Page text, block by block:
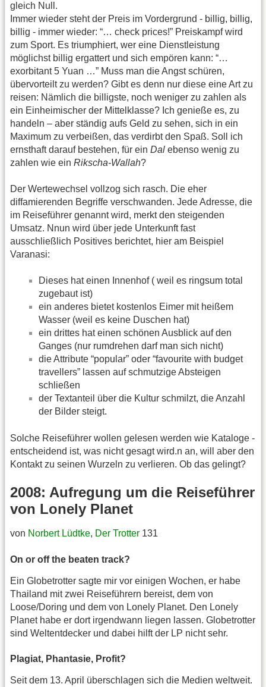
gleich Null.
Immer wieder steht der Preis im Vordergrund - billig, billig,
billig - immer wieder: “… check prices!” Preiskampf wird
zum Sport. Es triumphiert, wer eine Dienstleistung
möglichst billig ergattert und sich empören kann: “…
exorbitant 5 Yuan …” Muss man die Angst schüren,
übervorteilt zu werden? Gibt es denn nur diese eine Art zu
reisen: Nämlich die billigste, noch weniger zu zahlen als
ein Einheimischer der Mittelklasse? Ich genieße es, zu
handeln – aber ständig aufs Geld zu sehen, sich in ein
Maximum zu verbeißen, das verdirbt den Spaß. Soll ich
ernsthaft darauf bestehen, für ein Dal ebenso wenig zu
zahlen wie ein Rikscha-Wallah?
Der Wertewechsel vollzog sich rasch. Die eher
diffamierenden Begriffe verschwanden. Jede Adresse, die
im Reiseführer genannt wird, merkt den steigenden
Umsatz. Nnun wird über jede Unterkunft fast
ausschließlich Positives berichtet, hier am Beispiel
Varanasi:
Dieses hat einen Innenhof ( weil es ringsum total
zugebaut ist)
ein anderes bietet kostenlos Eimer mit heißem
Wasser (weil es keine Duschen hat)
ein drittes hat einen schönen Ausblick auf den
Ganges (nur rumdrehen darf man sich nicht)
die Attribute “popular” oder “favourite with budget
travellers” lassen auf schmutzige Absteigen
schließen
der Textanteil über die Kultur schmilzt, die Anzahl
der Bilder steigt.
Solche Reiseführer wollen gelesen werden wie Kataloge -
entscheidend ist, was nicht gesagt wird.n an, will aber den
Kontakt zu seinen Wurzeln zu verlieren. Ob das gelingt?
2008: Aufregung um die Reiseführer
von Lonely Planet
von Norbert Lüdtke, Der Trotter 131
On or off the beaten track?
Ein Globetrotter sagte mir vor einigen Wochen, er habe
Thailand mit zwei Reiseführern bereist, dem von
Loose/Doring und dem von Lonely Planet. Den Lonely
Planet habe er dort irgendwann liegen lassen. Globetrotter
sind Weltentdecker und dabei hilft der LP nicht sehr.
Plagiat, Phantasie, Profit?
Seit dem 13. April überschlagen sich die Medien weltweit.